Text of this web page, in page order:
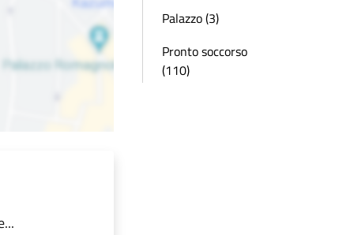
Palazzo (3)
Pronto soccorso
(110)